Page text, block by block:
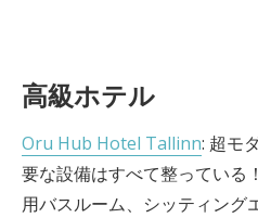
高級ホテル
Oru Hub Hotel Tallinn: 超モ
要な設備はすべて整っている
用バスルーム、シッティング